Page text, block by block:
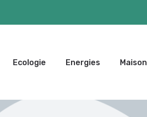
Ecologie Energies Maison